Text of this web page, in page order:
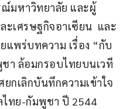
มหาวิทยาลัย และผู้
เศรษฐกิจอาเซียน  และ
แพร่บทความ เรื่อง “กับ
า ล้อมกรอบไทยบนเวที
ยกเลิกบันทึกความเข้าใจ
ทย-กัมพูชา ปี 2544